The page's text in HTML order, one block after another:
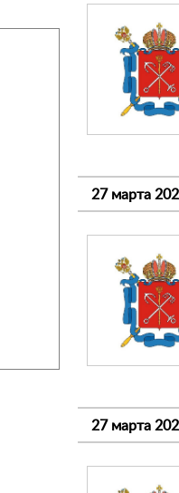
27 марта
27 марта